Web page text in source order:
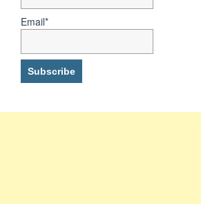
Email*